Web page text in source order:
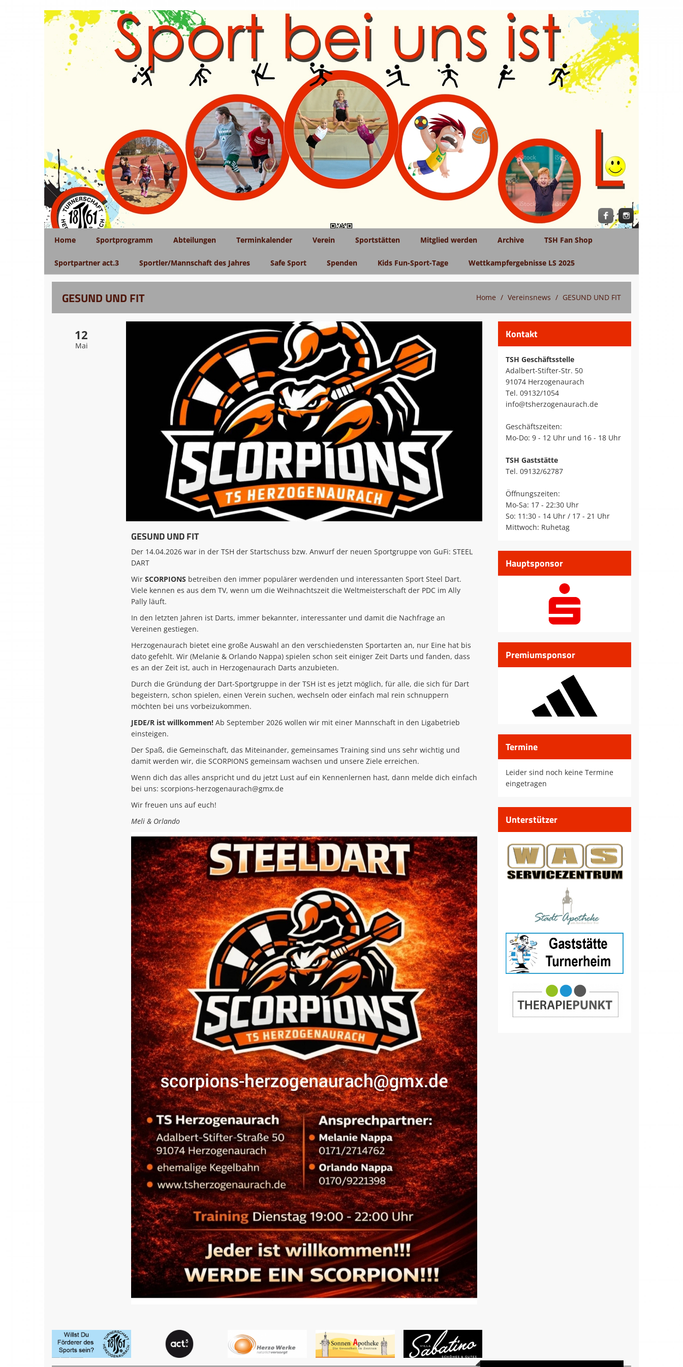
Home Sportprogramm Abteilungen Terminkalender Verein Sportstätten Mitglied werden Archive TSH Fan Shop
Sportpartner act.3 Sportler/Mannschaft des Jahres Safe Sport Spenden Kids Fun-Sport-Tage Wettkampfergebnisse LS 2025
GESUND UND FIT Home Vereinsnews GESUND UND FIT
12
Mai
GESUND UND FIT
Der 14.04.2026 war in der TSH der Startschuss bzw. Anwurf der neuen Sportgruppe von GuFi: STEEL
DART
WirSCORPIONS betreiben den immer populärer werdenden und interessanten Sport Steel Dart.
Viele kennen es aus dem TV, wenn um die Weihnachtszeit die Weltmeisterschaft der PDC im Ally
Pally läuft.
In den letzten Jahren ist Darts, immer bekannter, interessanter und damit die Nachfrage an
Vereinen gestiegen.
Herzogenaurach bietet eine große Auswahl an den verschiedensten Sportarten an, nur Eine hat bis
dato gefehlt. Wir (Melanie & Orlando Nappa) spielen schon seit einiger Zeit Darts und fanden, dass
es an der Zeit ist, auch in Herzogenaurach Darts anzubieten.
Durch die Gründung der Dart-Sportgruppe in der TSH ist es jetzt möglich, für alle, die sich für Dart
begeistern, schon spielen, einen Verein suchen, wechseln oder einfach mal rein schnuppern
möchten bei uns vorbeizukommen.
JEDE/R ist willkommen!Ab September 2026 wollen wir mit einer Mannschaft in den Ligabetrieb
einsteigen.
Der Spaß, die Gemeinschaft, das Miteinander, gemeinsames Training sind uns sehr wichtig und
damit werden wir, die SCORPIONS gemeinsam wachsen und unsere Ziele erreichen.
Wenn dich das alles anspricht und du jetzt Lust auf ein Kennenlernen hast, dann melde dich einfach
bei uns:scorpions-herzogenaurach@gmx.de
Wir freuen uns auf euch!
Meli & Orlando
Kontakt
TSH Geschäftsstelle
Adalbert-Stifter-Str. 50
91074 Herzogenaurach
Tel. 09132/1054
info@tsherzogenaurach.de
Geschäftszeiten:
Mo-Do: 9 - 12 Uhr und 16 - 18 Uhr
TSH Gaststätte
Tel. 09132/62787
Öffnungszeiten:
Mo-Sa: 17 - 22:30 Uhr
So: 11:30 - 14 Uhr / 17 - 21 Uhr
Mittwoch: Ruhetag
Hauptsponsor
Premiumsponsor
Termine
Leider sind noch keine Termine
eingetragen
Unterstützer